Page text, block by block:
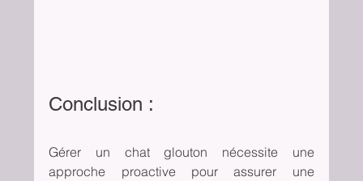
Conclusion :
Gérer un chat glouton nécessite une
approche proactive pour assurer une